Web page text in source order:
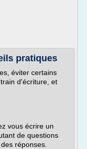
pratiques
éviter certains
d'écriture, et
vous écrire un
de questions
réponses.